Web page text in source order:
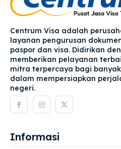
Centrum Visa adalah
layanan pengurusan
paspor dan visa. Didirikan
memberikan pelayanan
mitra terpercaya bagi
dalam mempersiapkan
negeri.
Informasi